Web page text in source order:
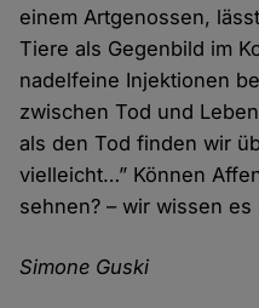
einem Artgenossen,
Tiere als Gegenbild im
nadelfeine Injektionen
zwischen Tod und
als den Tod finden wir
vielleicht…” Können
sehnen? – wir wissen es
Simone Guski